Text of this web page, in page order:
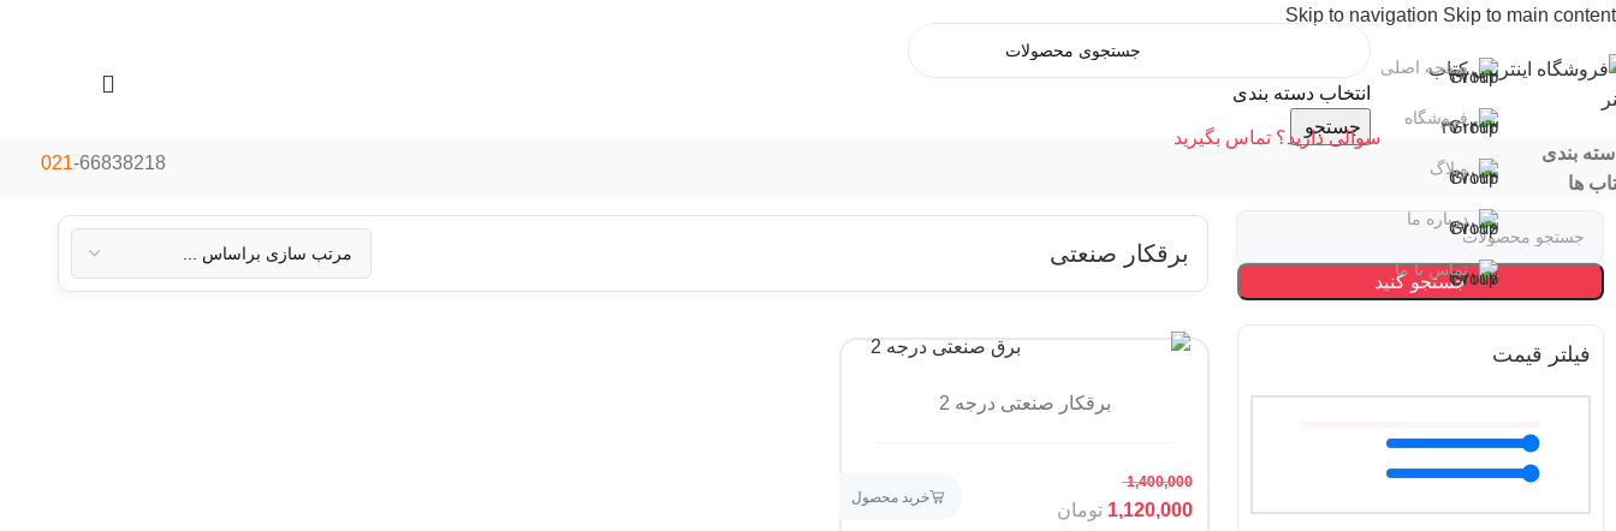
Skip to navigation Skip to main content
انتخاب دسته بندی
جستجو
بندی
ها
صفحه اصلی
فروشگاه
وبلاگ
درباره ما
تماس با ما
سوالی دارید؟ تماس بگیرید
021-66838218
جستجو کنید
فیلتر قیمت
برقکار صنعتی
برقکار صنعتی درجه 2
1,400,000
1,120,000 تومان
خرید محصول